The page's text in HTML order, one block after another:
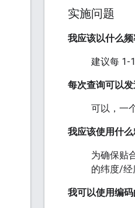
实施问题
我应该以什么
建议每 1-
每次查询可以
可以，一
我应该使用什
为确保贴
的纬度/经
我可以使用编